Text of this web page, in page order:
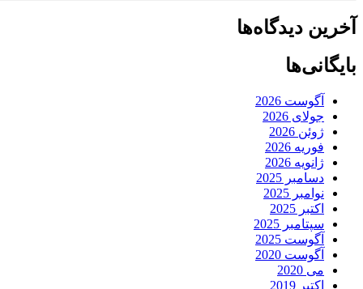
آخرین دیدگاه‌ها
بایگانی‌ها
آگوست 2026
جولای 2026
ژوئن 2026
فوریه 2026
ژانویه 2026
دسامبر 2025
نوامبر 2025
اکتبر 2025
سپتامبر 2025
آگوست 2025
آگوست 2020
می 2020
اکتبر 2019